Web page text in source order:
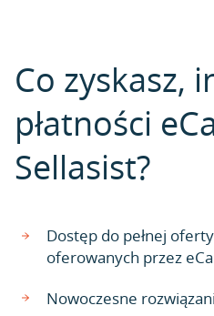
Co zyskasz,
płatności
Sellasist?
Dostęp do pełnej
oferowanych przez
Nowoczesne